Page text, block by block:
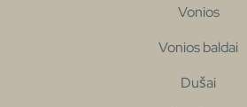
Vonios
Vonios baldai
Dušai